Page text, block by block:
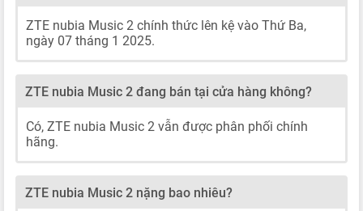
ZTE nubia Music 2 chính thức lên kệ vào Thứ Ba,
ngày 07 tháng 1 2025.
ZTE nubia Music 2 đang bán tại cửa hàng không?
Có, ZTE nubia Music 2 vẫn được phân phối chính
hãng.
ZTE nubia Music 2 nặng bao nhiêu?